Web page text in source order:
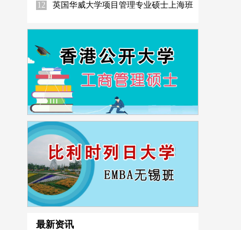
12 英国华威大学项目管理专业硕士上海班
最新资讯